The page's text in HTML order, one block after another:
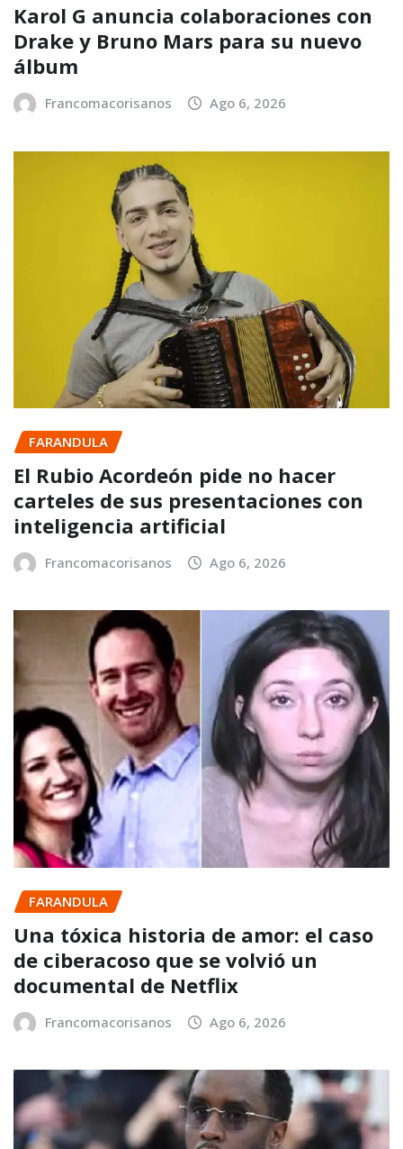
Karol G anuncia colaboraciones con
Drake y Bruno Mars para su nuevo
álbum
Francomacorisanos Ago 6, 2026
FARANDULA
El Rubio Acordeón pide no hacer
carteles de sus presentaciones con
inteligencia artificial
Francomacorisanos Ago 6, 2026
FARANDULA
Una tóxica historia de amor: el caso
de ciberacoso que se volvió un
documental de Netflix
Francomacorisanos Ago 6, 2026